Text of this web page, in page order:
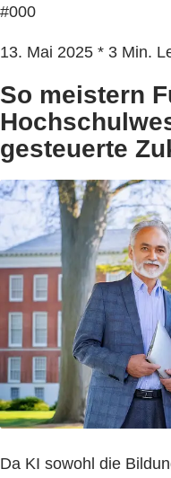
#000
13. Mai 2025 * 3 Min.
So meistern
gesteuerte
Da KI sowohl die